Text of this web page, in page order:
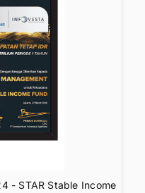
- STAR Stable Income